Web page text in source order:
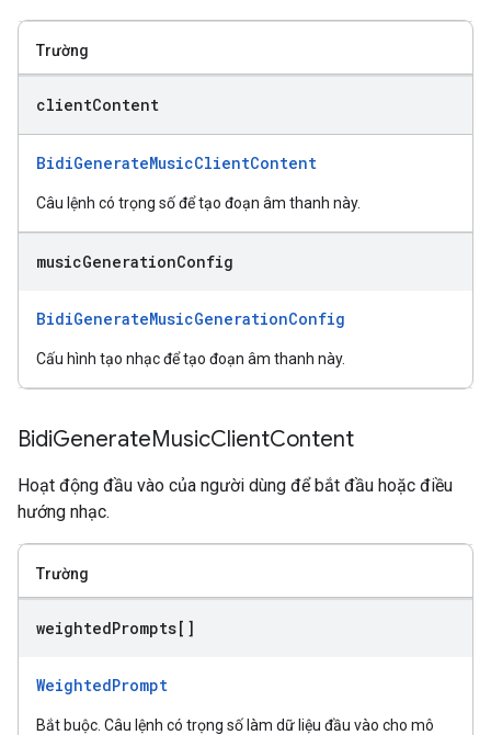
Trường
clientContent
BidiGenerateMusicClientContent
Câu lệnh có trọng số để tạo đoạn âm thanh này.
musicGenerationConfig
BidiGenerateMusicGenerationConfig
Cấu hình tạo nhạc để tạo đoạn âm thanh này.
BidiGenerateMusicClientContent
Hoạt động đầu vào của người dùng để bắt đầu hoặc điều
hướng nhạc.
Trường
weightedPrompts[]
WeightedPrompt
Bắt buộc. Câu lệnh có trọng số làm dữ liệu đầu vào cho mô